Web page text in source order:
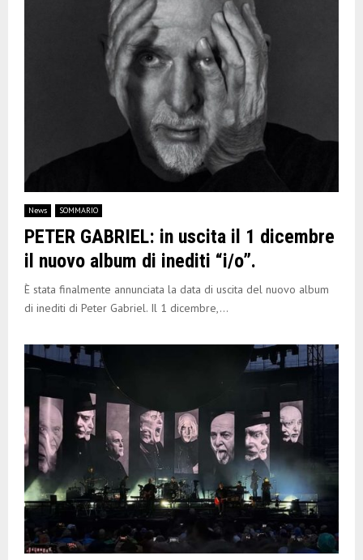
News SOMMARIO
PETER GABRIEL: in uscita il 1 dicembre
il nuovo album di inediti “i/o”.
È stata finalmente annunciata la data di uscita del nuovo album
di inediti di Peter Gabriel. Il 1 dicembre,...